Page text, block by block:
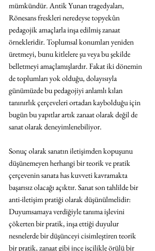
mümkündür. Antik Yunan tragedyaları,
Rönesans freskleri neredeyse topyekûn
pedagojik amaçlarla inşa edilmiş zanaat
örnekleridir. Toplumsal konumları yeniden
üretmeyi, bunu kitlelere şu veya bu şekilde
belletmeyi amaçlamışlardır. Fakat iki dönemin
de toplumları yok olduğu, dolayısıyla
günümüzde bu pedagojiyi anlamlı kılan
tanınırlık çerçeveleri ortadan kaybolduğu için
bugün bu yapıtlar artık zanaat olarak değil de
sanat olarak deneyimlenebiliyor.
Sonuç olarak sanatın iletişimden kopuşunu
düşünemeyen herhangi bir teorik ve pratik
çerçevenin sanata has kuvveti kavramakta
başarısız olacağı açıktır. Sanat son tahlilde bir
anti-iletişim pratiği olarak düşünülmelidir:
Duyumsamaya verdiğiyle tanıma işlevini
çökerten bir pratik, inşa ettiği duyulur
nesnelerde bir düşünceyi cisimleştiren teorik
bir pratik, zanaat gibi ince işçilikle örülü bir